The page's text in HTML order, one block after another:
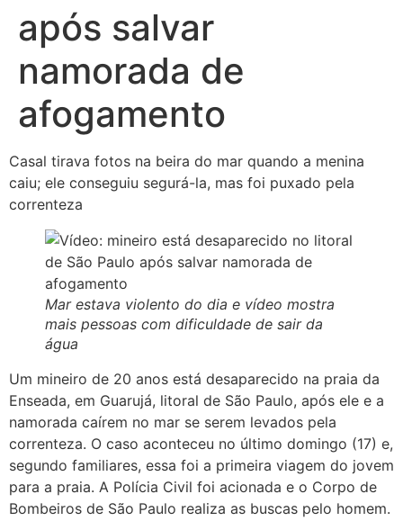
após salvar
namorada de
afogamento
Casal tirava fotos na beira do mar quando a menina
caiu; ele conseguiu segurá-la, mas foi puxado pela
correnteza
Mar estava violento do dia e vídeo mostra
mais pessoas com dificuldade de sair da
água
Um mineiro de 20 anos está desaparecido na praia da
Enseada, em Guarujá, litoral de São Paulo, após ele e a
namorada caírem no mar se serem levados pela
correnteza. O caso aconteceu no último domingo (17) e,
segundo familiares, essa foi a primeira viagem do jovem
para a praia. A Polícia Civil foi acionada e o Corpo de
Bombeiros de São Paulo realiza as buscas pelo homem.